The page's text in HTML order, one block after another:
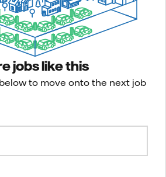
jobs like this
to move onto the next job